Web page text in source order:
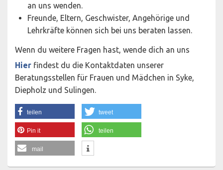
an uns wenden.
Freunde, Eltern, Geschwister, Angehörige und
Lehrkräfte können sich bei uns beraten lassen.
Wenn du weitere Fragen hast, wende dich an uns
Hier findest du die Kontaktdaten unserer
Beratungsstellen für Frauen und Mädchen in Syke,
Diepholz und Sulingen.
teilen tweet
Pin it teilen
mail